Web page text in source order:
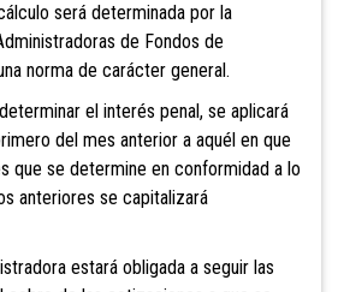
será determinada por la
de Fondos de
norma de carácter general.
el interés penal, se aplicará
del mes anterior a aquél en que
que se determine en conformidad a lo
anteriores se capitalizará
estará obligada a seguir las